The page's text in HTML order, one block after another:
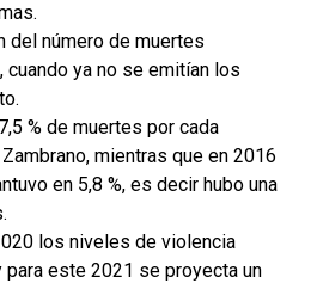
del número de muertes
ya no se emitían los
% de muertes por cada
mientras que en 2016
en 5,8 %, es decir hubo una
los niveles de violencia
este 2021 se proyecta un